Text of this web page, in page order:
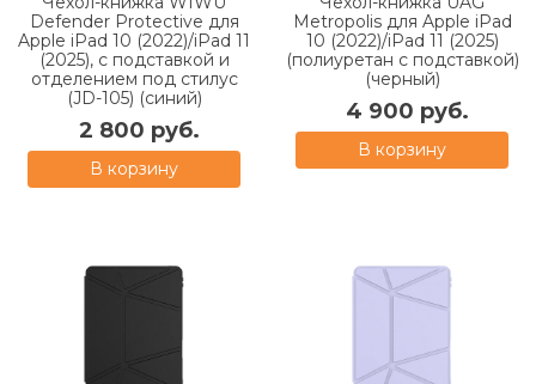
Defender Protective для
Apple iPad 10 (2022)/iPad 11
(2025), с подставкой и
отделением под стилус
(JD-105) (синий)
2 800 руб.
В корзину
Metropolis для Apple iPad
10 (2022)/iPad 11 (2025)
(полиуретан с подставкой)
(черный)
4 900 руб.
В корзину